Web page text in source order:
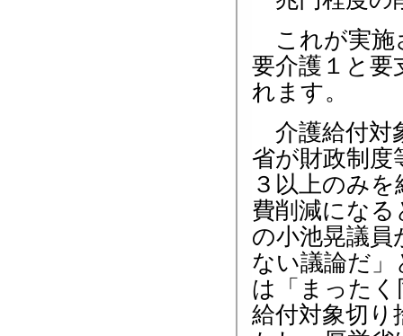
これが実施
要介護１と要
れます。
介護給付対
省が財政制度
３以上のみ
費削減にな
の小池晃議員
ない議論だ
は「まった
給付対象切